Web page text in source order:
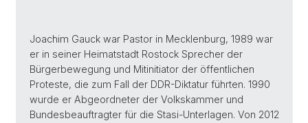
Joachim Gauck war Pastor in Mecklenburg, 1989 war
er in seiner Heimatstadt Rostock Sprecher der
Bürgerbewegung und Mitinitiator der öffentlichen
Proteste, die zum Fall der DDR-Diktatur führten. 1990
wurde er Abgeordneter der Volkskammer und
Bundesbeauftragter für die Stasi-Unterlagen. Von 2012